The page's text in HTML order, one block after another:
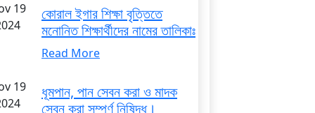
19
কোরাল ইগার শিক্ষা বৃত্তিতে
মনোনিত শিক্ষার্থীদের নামের তালিকাঃ
Read More
19
ধূমপান, পান সেবন করা ও মাদক
সেবন করা সম্পূর্ণ নিষিদ্ধ।